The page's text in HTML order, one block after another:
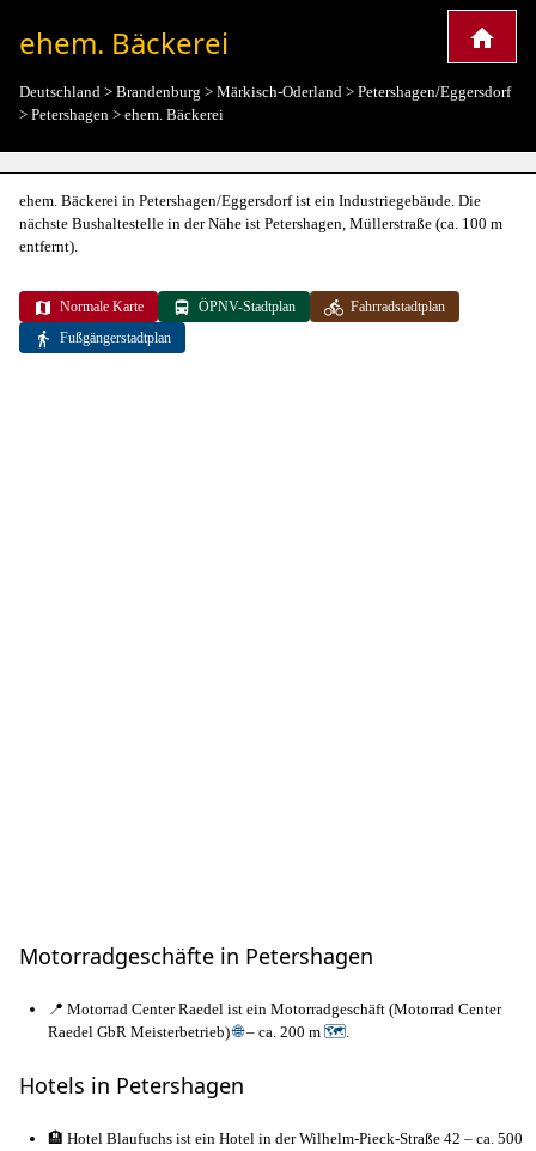
ehem. Bäckerei
Deutschland > Brandenburg > Märkisch-Oderland > Petershagen/Eggersdorf
> Petershagen > ehem. Bäckerei
ehem. Bäckerei in Petershagen/Eggersdorf ist ein Industriegebäude. Die
nächste Bushaltestelle in der Nähe ist Petershagen, Müllerstraße (ca. 100 m
entfernt).
Normale Karte ÖPNV-Stadtplan
Fahrradstadtplan
Fußgängerstadtplan
Motorradgeschäfte in Petershagen
📍 Motorrad Center Raedel ist ein Motorradgeschäft (Motorrad Center
Raedel GbR Meisterbetrieb)🌐– ca. 200 m 🗺.
Hotels in Petershagen
🏨 Hotel Blaufuchs ist ein Hotel in der Wilhelm-Pieck-Straße 42 – ca. 500